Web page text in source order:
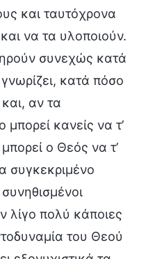
και ταυτόχρονα
να τα υλοποιούν.
συνεχώς κατά
κατά πόσο
αν τα
κανείς να τ’
ο Θεός να τ’
συγκεκριμένο
λίγο πολύ κάποιες
του Θεού